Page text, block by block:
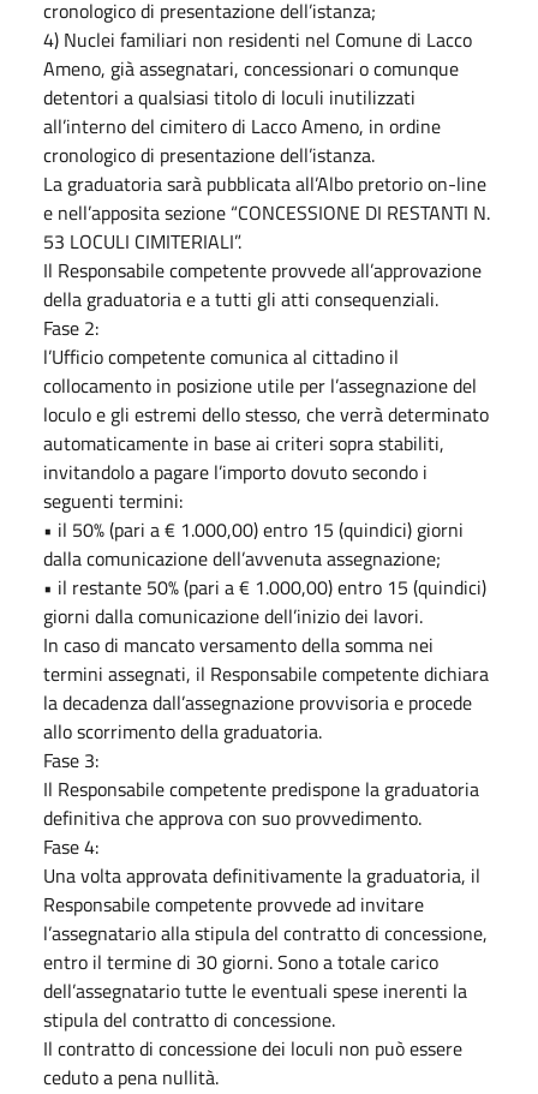
cronologico di presentazione dell’istanza;
4) Nuclei familiari non residenti nel Comune di Lacco
Ameno, già assegnatari, concessionari o comunque
detentori a qualsiasi titolo di loculi inutilizzati
all’interno del cimitero di Lacco Ameno, in ordine
cronologico di presentazione dell’istanza.
La graduatoria sarà pubblicata all’Albo pretorio on-line
e nell’apposita sezione “CONCESSIONE DI RESTANTI N.
53 LOCULI CIMITERIALI”.
Il Responsabile competente provvede all’approvazione
della graduatoria e a tutti gli atti consequenziali.
Fase 2:
l’Ufficio competente comunica al cittadino il
collocamento in posizione utile per l’assegnazione del
loculo e gli estremi dello stesso, che verrà determinato
automaticamente in base ai criteri sopra stabiliti,
invitandolo a pagare l’importo dovuto secondo i
seguenti termini:
• il 50% (pari a € 1.000,00) entro 15 (quindici) giorni
dalla comunicazione dell’avvenuta assegnazione;
• il restante 50% (pari a € 1.000,00) entro 15 (quindici)
giorni dalla comunicazione dell’inizio dei lavori.
In caso di mancato versamento della somma nei
termini assegnati, il Responsabile competente dichiara
la decadenza dall’assegnazione provvisoria e procede
allo scorrimento della graduatoria.
Fase 3:
Il Responsabile competente predispone la graduatoria
definitiva che approva con suo provvedimento.
Fase 4:
Una volta approvata definitivamente la graduatoria, il
Responsabile competente provvede ad invitare
l’assegnatario alla stipula del contratto di concessione,
entro il termine di 30 giorni. Sono a totale carico
dell’assegnatario tutte le eventuali spese inerenti la
stipula del contratto di concessione.
Il contratto di concessione dei loculi non può essere
ceduto a pena nullità.